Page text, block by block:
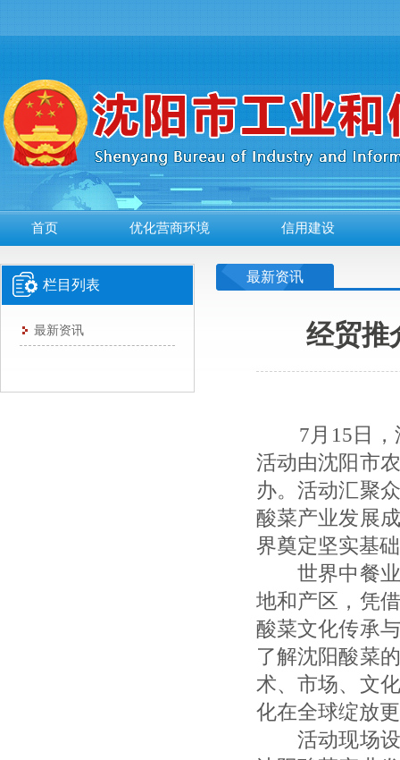
首页 优化营商环境 信用建设
栏目列表
最新资讯
最新资讯
经贸推
7月15日，沈
活动由沈阳市
办。活动汇聚
酸菜产业发展
界奠定坚实基
世界中餐业
地和产区，凭
酸菜文化传承
了解沈阳酸菜
术、市场、文
化在全球绽放
活动现场设